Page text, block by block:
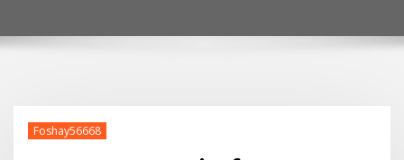
Foshay56668